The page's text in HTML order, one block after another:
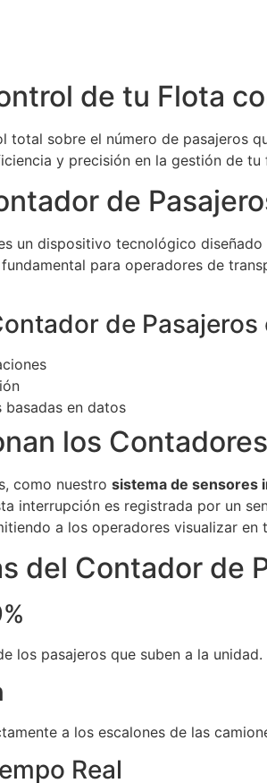
de tu Flota
total sobre el número de pasajeros
y precisión en la gestión de
de
un dispositivo tecnológico
para operadores de
de
basadas en datos
los
como nuestro sistema de sensores
interrupción es registrada por un
a los operadores visualizar
del Contador de
los pasajeros que suben a la unidad.
a los escalones de las
Real